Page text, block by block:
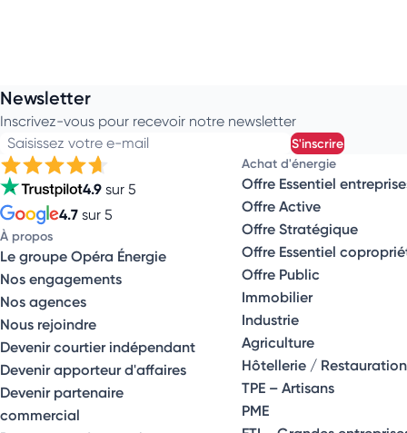
Newsletter
Inscrivez-vous pour recevoir notre newsletter
Saisissez votre e-mail
s'inscrire
4.9 sur 5
4.7 sur 5
À propos
Le groupe Opéra Énergie
Nos engagements
Nos agences
Nous rejoindre
Devenir courtier indépendant
Devenir apporteur d'affaires
Devenir partenaire
commercial
Achat d'énergie
Offre Essentiel
Offre Active
Offre Stratégique
Offre Essentiel
Offre Public
Immobilier
Industrie
Agriculture
Hôtellerie / Restauration
TPE – Artisans
PME